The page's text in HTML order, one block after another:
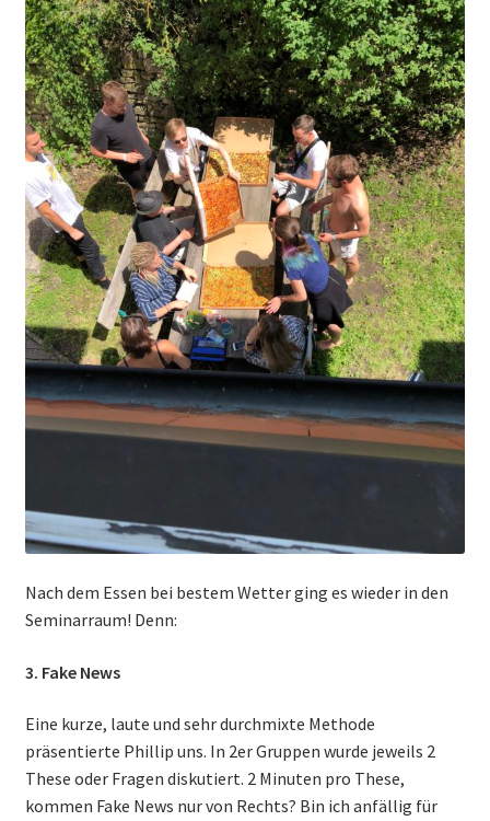
Nach dem Essen bei bestem Wetter ging es wieder in den
Seminarraum! Denn:
3. Fake News
Eine kurze, laute und sehr durchmixte Methode
präsentierte Phillip uns. In 2er Gruppen wurde jeweils 2
These oder Fragen diskutiert. 2 Minuten pro These,
kommen Fake News nur von Rechts? Bin ich anfällig für